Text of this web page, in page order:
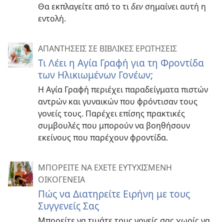
Θα εκπλαγείτε από το τιδεν σημαίνει αυτή η
εντολή.
ΑΠΑΝΤΗΣΕΙΣ ΣΕ ΒΙΒΛΙΚΕΣ ΕΡΩΤΗΣΕΙΣ
Τι Λέει η Αγία Γραφή για τη Φροντίδα
των Ηλικιωμένων Γονέων;
Η Αγία Γραφή περιέχει παραδείγματα πιστών
αντρών και γυναικών που φρόντισαν τους
γονείς τους. Παρέχει επίσης πρακτικές
συμβουλές που μπορούν να βοηθήσουν
εκείνους που παρέχουν φροντίδα.
ΜΠΟΡΕΙΤΕ ΝΑ ΕΧΕΤΕ ΕΥΤΥΧΙΣΜΕΝΗ
ΟΙΚΟΓΕΝΕΙΑ
Πώς να Διατηρείτε Ειρήνη με τους
Συγγενείς Σας